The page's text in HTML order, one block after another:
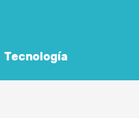
Tecnología